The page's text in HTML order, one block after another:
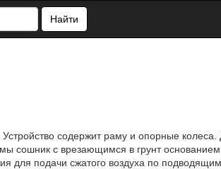
Найти
Устройство содержит раму и опорные
сошник с врезающимся в грунт
для подачи сжатого воздуха по